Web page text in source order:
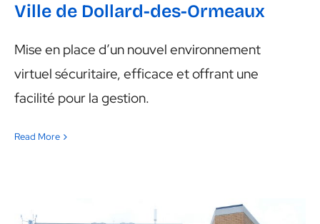
Ville de Dollard-des-Ormeaux
Mise en place d’un nouvel environnement
virtuel sécuritaire, efficace et offrant une
facilité pour la gestion.
Read More